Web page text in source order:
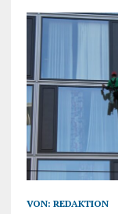
VON: REDAKTION